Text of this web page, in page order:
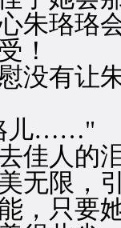
珞珞会
！
有让朱
儿……"
人的泪
无限，
只要